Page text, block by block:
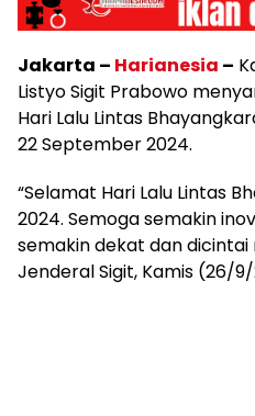
Jakarta – Harianesia –
Listyo Sigit Prabowo
Hari Lalu Lintas
22 September 2024.
“Selamat Hari Lalu Lintas
2024. Semoga semakin
semakin dekat dan dicintai
Jenderal Sigit, Kamis (26/